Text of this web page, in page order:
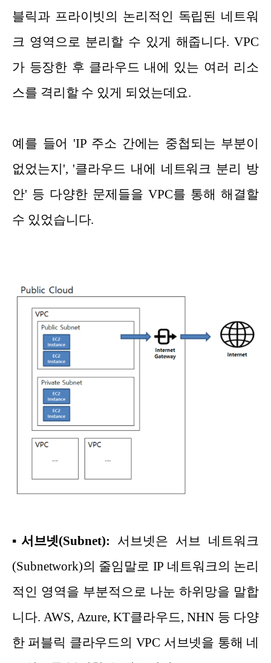
블릭과 프라이빗의 논리적인 독립된 네트워
크 영역으로 분리할 수 있게 해줍니다. VPC
가 등장한 후 클라우드 내에 있는 여러 리소
스를 격리할 수 있게 되었는데요.
예를 들어 'IP 주소 간에는 중첩되는 부분이
없었는지', '클라우드 내에 네트워크 분리 방
안' 등 다양한 문제들을 VPC를 통해 해결할
수 있었습니다.
▪ 서브넷(Subnet): 서브넷은 서브 네트워크
(Subnetwork)의 줄임말로 IP 네트워크의 논리
적인 영역을 부분적으로 나눈 하위망을 말합
니다. AWS, Azure, KT클라우드, NHN 등 다양
한 퍼블릭 클라우드의 VPC 서브넷을 통해 네